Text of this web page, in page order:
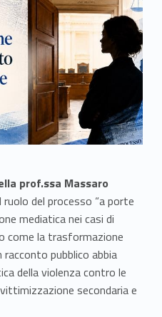
prof.ssa Massaro
del processo “a porte
mediatica nei casi di
come la trasformazione
pubblico abbia
della violenza contro le
secondaria e